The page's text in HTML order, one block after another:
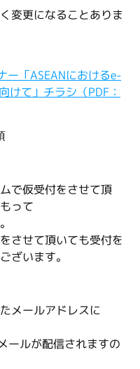
変更になることありま
ー「ASEANにおけるe-
けて」チラシ（PDF：
で仮受付をさせて頂
って
させて頂いても受付を
ざいます。
メールアドレスに
ールが配信されますの